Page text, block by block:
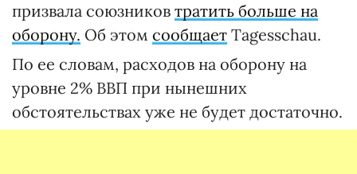
призвала союзников тратить больше на
оборону. Об этом сообщает Tagesschau.
По ее словам, расходов на оборону на
уровне 2% ВВП при нынешних
обстоятельствах уже не будет достаточно.